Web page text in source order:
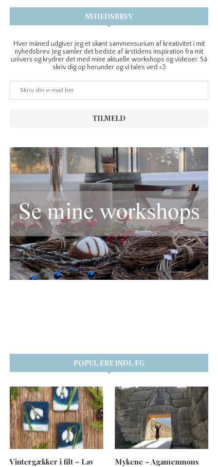
NYHEDSBREV
Hver måned udgiver jeg et skønt sammensurium af kreativitet i mit
nyhedsbrev. Jeg samler det bedste af årstidens inspiration fra mit
univers og krydrer det med mine aktuelle workshops og videoer. Så
skriv dig op herunder og vi tales ved <3
POPULÆRE INDLÆG
Vintergækker i filt – Lav
Mykene – Agamemnons